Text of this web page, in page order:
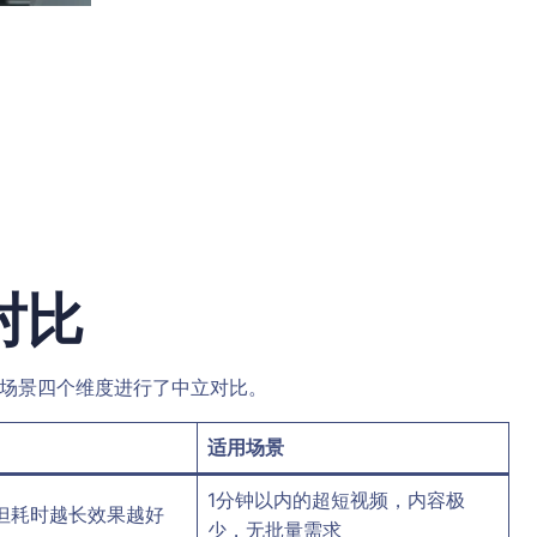
比
四个维度进行了中立对比。
适用场景
耗时越长效果越好
1分钟以内的超短视频，内容极
少，无批量需求